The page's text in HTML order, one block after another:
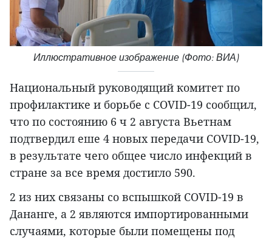
Иллюстративное изображение (Фото: ВИА)
Национальный руководящий комитет по
профилактике и борьбе с COVID-19 сообщил,
что по состоянию 6 ч 2 августа Вьетнам
подтвердил еше 4 новых передачи COVID-19,
в результате чего общее число инфекций в
стране за все время достигло 590.
2 из них связаны со вспышкой COVID-19 в
Дананге, а 2 являются импортированными
случаями, которые были помещены под